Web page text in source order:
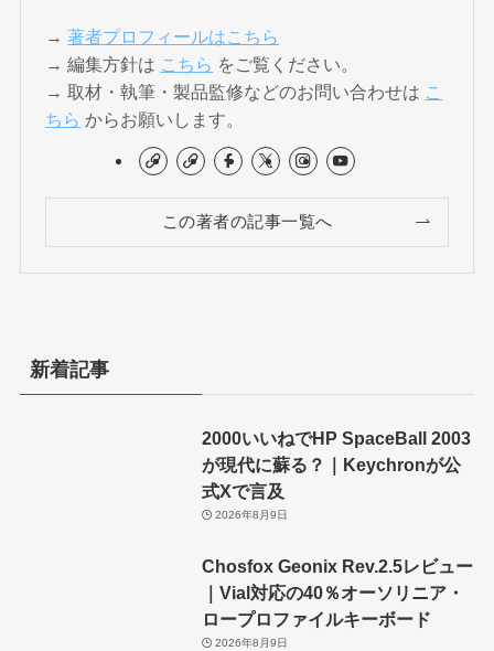
→著者プロフィールはこちら
→ 編集方針は こちら をご覧ください。
→ 取材・執筆・製品監修などのお問い合わせは こ
ちら からお願いします。
この著者の記事一覧へ
新着記事
2000いいねでHP SpaceBall 2003
が現代に蘇る？｜Keychronが公
式Xで言及
2026年8月9日
Chosfox Geonix Rev.2.5レビュー
｜Vial対応の40％オーソリニア・
ロープロファイルキーボード
2026年8月9日